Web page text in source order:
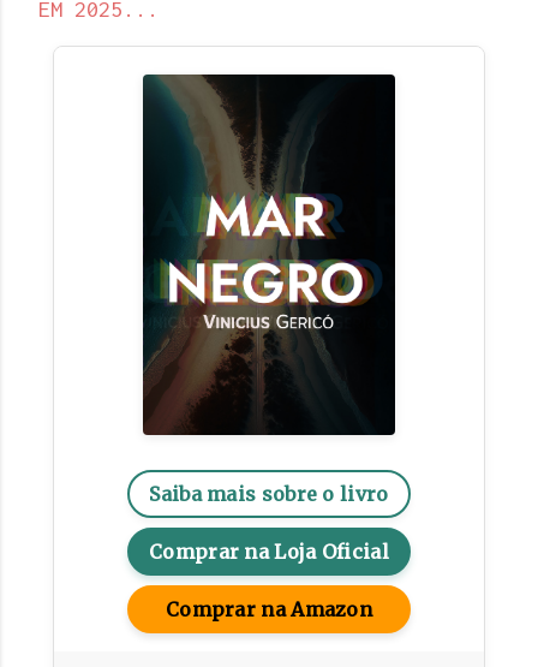
EM 2025...
Saiba mais sobre o livro
Comprar na Loja Oficial
Comprar na Amazon